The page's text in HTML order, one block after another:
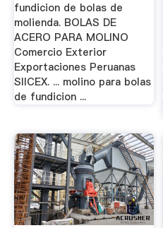
fundicion de bolas de
molienda. BOLAS DE
ACERO PARA MOLINO
Comercio Exterior
Exportaciones Peruanas
SIICEX. ... molino para bolas
de fundicion ...